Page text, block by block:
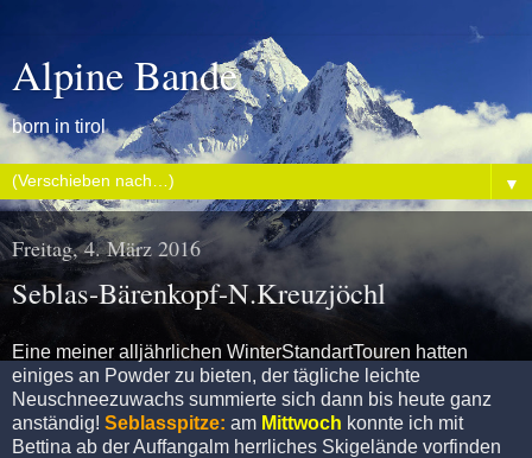
Alpine Bande
born in tirol
▼
Freitag, 4. März 2016
Seblas-Bärenkopf-N.Kreuzjöchl
Eine meiner alljährlichen WinterStandartTouren hatten
einiges an Powder zu bieten, der tägliche leichte
Neuschneezuwachs summierte sich dann bis heute ganz
anständig! Seblasspitze: am Mittwoch konnte ich mit
Bettina ab der Auffangalm herrliches Skigelände vorfinden